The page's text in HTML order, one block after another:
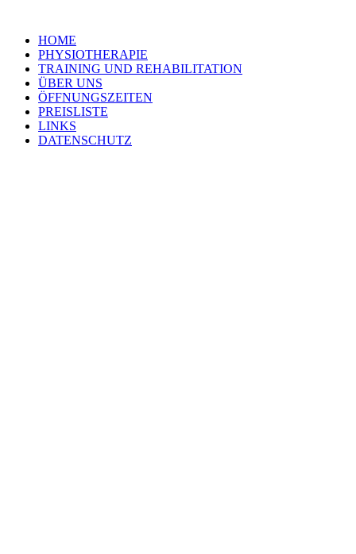
HOME
PHYSIOTHERAPIE
TRAINING UND REHABILITATION
ÜBER UNS
ÖFFNUNGSZEITEN
PREISLISTE
LINKS
DATENSCHUTZ